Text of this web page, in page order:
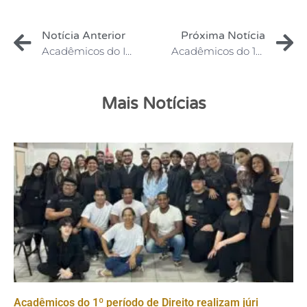
Notícia Anterior
Acadêmicos do IAMES são homenageados em solenidade na Câmara Municipal
Próxima Notícia
Acadêmicos do 1º período de Direito realizam júri simulado sobre “O Caso dos Exploradores de Cavernas”
Mais Notícias
Acadêmicos do 1º período de Direito realizam júri